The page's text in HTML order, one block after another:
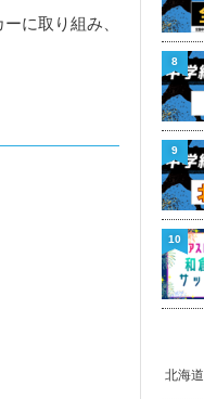
に取り組み、
8
9
10
北海道